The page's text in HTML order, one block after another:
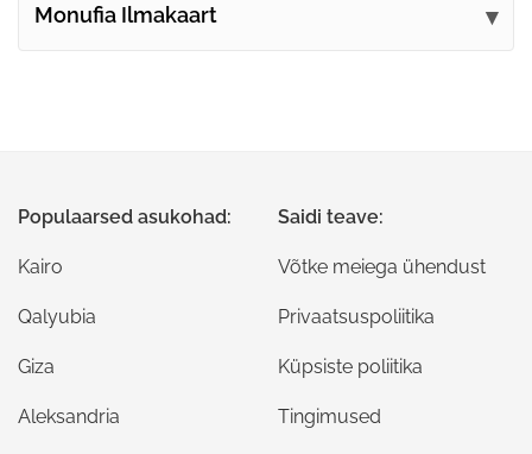
Monufia Ilmakaart
Populaarsed asukohad:
Kairo
Qalyubia
Giza
Aleksandria
Saidi teave:
Võtke meiega ühendust
Privaatsuspoliitika
Küpsiste poliitika
Tingimused